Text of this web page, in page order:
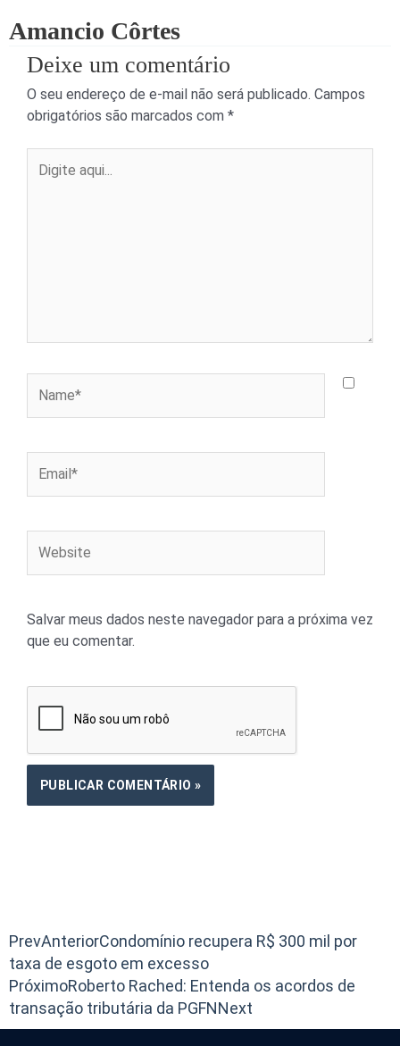
Amancio Côrtes
Deixe um comentário
O seu endereço de e-mail não será publicado. Campos
obrigatórios são marcados com *
aqui...
Salvar meus dados neste navegador para a próxima vez
que eu comentar.
PrevAnteriorCondomínio recupera R$ 300 mil por
taxa de esgoto em excesso
PróximoRoberto Rached: Entenda os acordos de
transação tributária da PGFNNext